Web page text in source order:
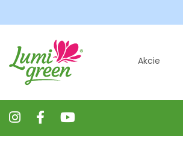
Akcie